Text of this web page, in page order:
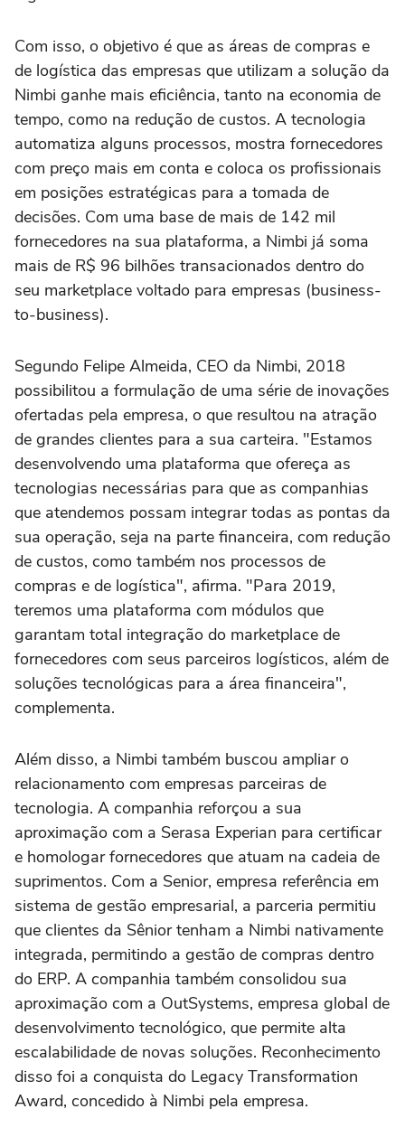
Com isso, o objetivo é que as áreas de compras e
de logística das empresas que utilizam a solução da
Nimbi ganhe mais eficiência, tanto na economia de
tempo, como na redução de custos. A tecnologia
automatiza alguns processos, mostra fornecedores
com preço mais em conta e coloca os profissionais
em posições estratégicas para a tomada de
decisões. Com uma base de mais de 142 mil
fornecedores na sua plataforma, a Nimbi já soma
mais de R$ 96 bilhões transacionados dentro do
seu marketplace voltado para empresas (business-
to-business).
Segundo Felipe Almeida, CEO da Nimbi, 2018
possibilitou a formulação de uma série de inovações
ofertadas pela empresa, o que resultou na atração
de grandes clientes para a sua carteira. "Estamos
desenvolvendo uma plataforma que ofereça as
tecnologias necessárias para que as companhias
que atendemos possam integrar todas as pontas da
sua operação, seja na parte financeira, com redução
de custos, como também nos processos de
compras e de logística", afirma. "Para 2019,
teremos uma plataforma com módulos que
garantam total integração do marketplace de
fornecedores com seus parceiros logísticos, além de
soluções tecnológicas para a área financeira",
complementa.
Além disso, a Nimbi também buscou ampliar o
relacionamento com empresas parceiras de
tecnologia. A companhia reforçou a sua
aproximação com a Serasa Experian para certificar
e homologar fornecedores que atuam na cadeia de
suprimentos. Com a Senior, empresa referência em
sistema de gestão empresarial, a parceria permitiu
que clientes da Sênior tenham a Nimbi nativamente
integrada, permitindo a gestão de compras dentro
do ERP. A companhia também consolidou sua
aproximação com a OutSystems, empresa global de
desenvolvimento tecnológico, que permite alta
escalabilidade de novas soluções. Reconhecimento
disso foi a conquista do Legacy Transformation
Award, concedido à Nimbi pela empresa.